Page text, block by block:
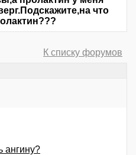
что
К списку форумов
ангину?